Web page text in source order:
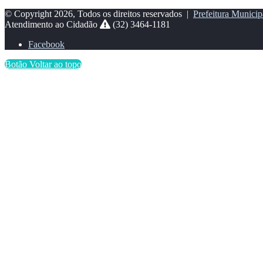
© Copyright 2026, Todos os direitos reservados | Prefeitura
Atendimento ao Cidadão
(32) 3464-1181
Facebook
Botão Voltar ao topo